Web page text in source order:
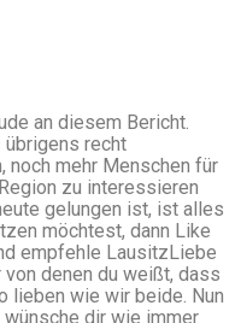
an diesem Bericht.
recht
noch mehr Menschen für
zu interessieren
gelungen ist, ist alles
möchtest, dann Like
empfehle LausitzLiebe
denen du weißt, dass
lieben wie wir beide. Nun
dir wie immer